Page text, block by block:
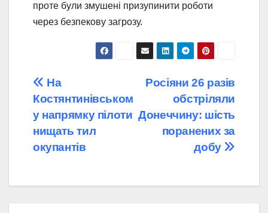
проте були змушені призупинити роботи
через безпекову загрозу.
Навігація
записів
Росіяни 26 разів
обстріляли
Донеччину: шість
поранених за
добу
На
Костянтинівськом
у напрямку пілоти
нищать тил
окупантів